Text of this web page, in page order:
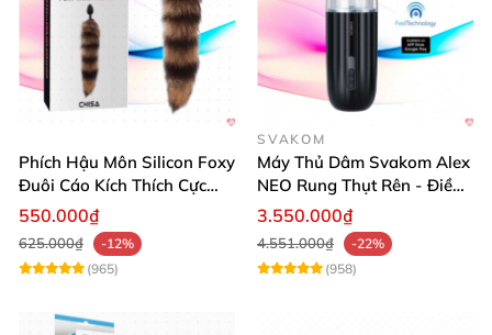
Phích Hậu Môn Silicon Foxy
Đuôi Cáo Kích Thích Cực
Đỉnh
550.000₫
625.000₫
-12%
(965)
SVAKOM
Máy Thủ Dâm Svakom Alex
NEO Rung Thụt Rên - Điều
Khiển App, Siêu Phê
3.550.000₫
4.551.000₫
-22%
(958)